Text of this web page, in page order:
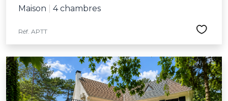
Maison 4 chambres
Réf. APTT